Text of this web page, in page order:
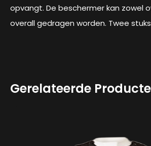
opvangt. De beschermer kan zowel
overall gedragen worden. Twee
Gerelateerde